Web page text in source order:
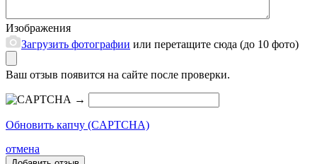
Изображения
Загрузить фотографии или перетащите сюда (до 10 фото)
Ваш отзыв появится на сайте после проверки.
→
Обновить капчу (CAPTCHA)
отмена